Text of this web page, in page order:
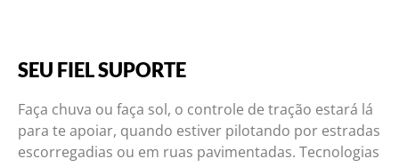
SEU FIEL SUPORTE
Faça chuva ou faça sol, o controle de tração estará lá
para te apoiar, quando estiver pilotando por estradas
escorregadias ou em ruas pavimentadas. Tecnologias